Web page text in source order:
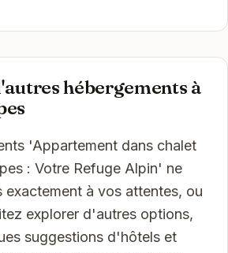
hébergements à
'Appartement dans chalet
: Votre Refuge Alpin' ne
exactement à vos attentes, ou
explorer d'autres options,
suggestions d'hôtels et